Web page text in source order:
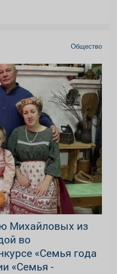
Общество
Михайловых из
во
«Семья года
«Семья -